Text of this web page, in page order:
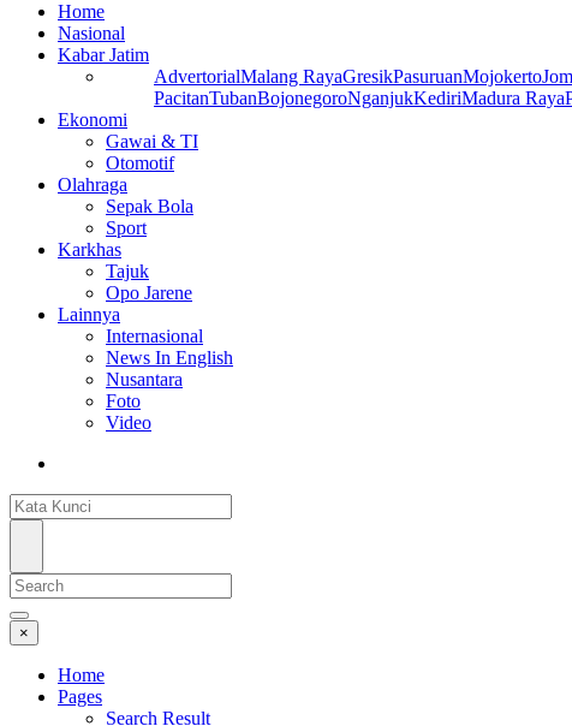
Home
Nasional
Kabar Jatim
AdvertorialMalang RayaGresikPasuruanMojokerto
PacitanTubanBojonegoroNganjukKediriMadura Raya
Ekonomi
Gawai & TI
Otomotif
Olahraga
Sepak Bola
Sport
Karkhas
Tajuk
Opo Jarene
Lainnya
Internasional
News In English
Nusantara
Foto
Video
×
Home
Pages
Search Result